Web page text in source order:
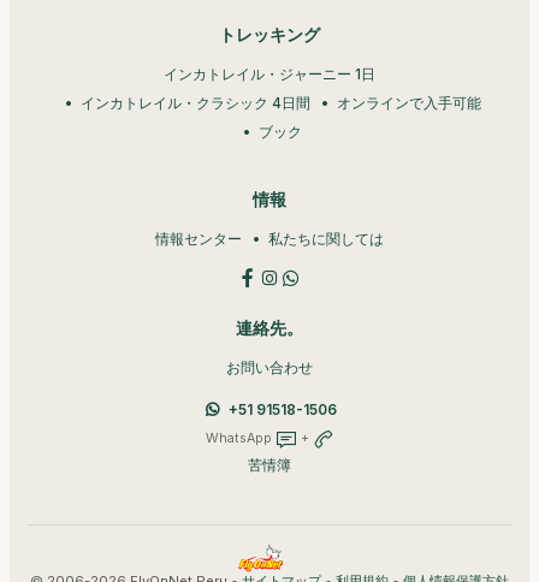
トレッキング
インカトレイル・ジャーニー 1日
インカトレイル・クラシック 4日間
オンラインで入手可能
ブック
情報
情報センター 私たちに関しては
連絡先。
お問い合わせ
+51 91518-1506
WhatsApp +
苦情簿